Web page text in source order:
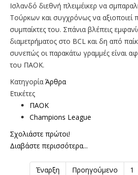
Ισλανδό διεθνή πλειμέικερ να
Τούρκων και συγχρόνως να αξιοποιεί
συμπαίκτες του. Σπάνια βλέπεις
διαμετρήματος στο BCL και δη από
συνεπώς οι παρακάτω γραμμές είναι
του ΠΑΟΚ.
Κατηγορία Άρθρα
Ετικέτες
ΠΑΟΚ
Champions League
Σχολιάστε πρώτοι!
Διαβάστε περισσότερα...
Έναρξη Προηγούμενο 1